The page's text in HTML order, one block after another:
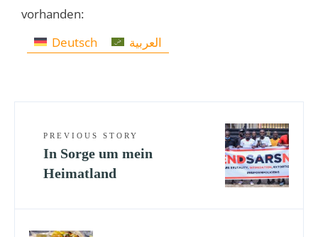
vorhanden:
Deutsch
العربية
PREVIOUS STORY
In Sorge um mein
Heimatland